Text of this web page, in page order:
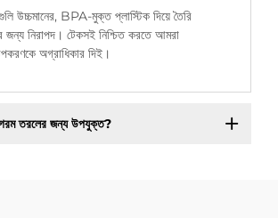
উচ্চমানের, BPA-মুক্ত প্লাস্টিক দিয়ে তৈরি
জন্য নিরাপদ। টেকসই নিশ্চিত করতে আমরা
অগ্রাধিকার দিই।
তরলের জন্য উপযুক্ত?